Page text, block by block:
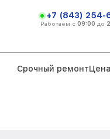
+7 (843) 254-
Работаем с 09:00 до
Срочный ремонт